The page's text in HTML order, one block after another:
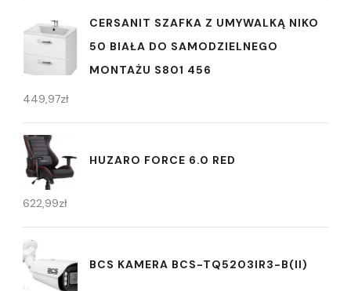
CERSANIT SZAFKA Z UMYWALKĄ NIKO
50 BIAŁA DO SAMODZIELNEGO
MONTAŻU S801 456
449,97zł
HUZARO FORCE 6.0 RED
622,99zł
BCS KAMERA BCS-TQ5203IR3-B(II)